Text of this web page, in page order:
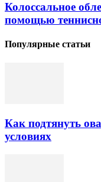
Колоссальное
помощью
Популярные статьи
Как подтянуть
условиях